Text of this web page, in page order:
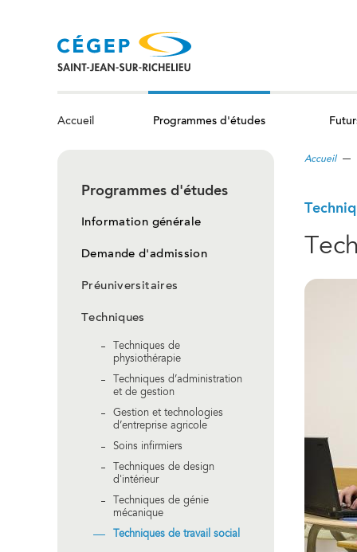
Accueil Programmes d'études
Programmes d'études
Information générale
Demande d'admission
Préuniversitaires
Techniques
Techniques de
physiothérapie
Techniques d’administration
et de gestion
Gestion et technologies
d’entreprise agricole
Soins infirmiers
Techniques de design
d'intérieur
Techniques de génie
mécanique
Techniques de travail social
Accueil